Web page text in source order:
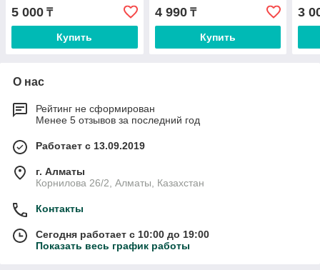
5 000 ₸
Купить
4 990₸
Купить
3
О нас
Рейтинг не сформирован
Менее 5 отзывов за последний год
Работает с 13.09.2019
г. Алматы
Корнилова 26/2, Алматы, Казахстан
Контакты
Сегодня работает с 10:00 до 19:00
Показать весь график работы